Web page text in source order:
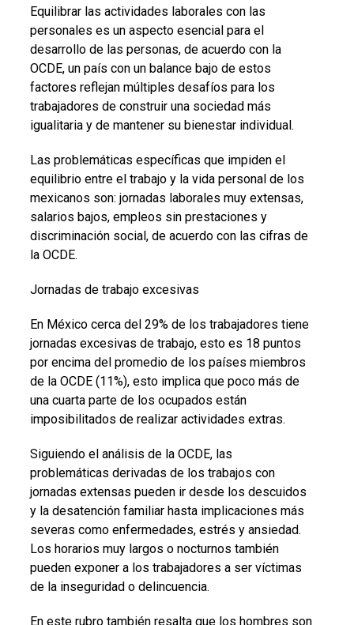
Equilibrar las actividades laborales con las
personales es un aspecto esencial para el
desarrollo de las personas, de acuerdo con la
OCDE, un país con un balance bajo de estos
factores reflejan múltiples desafíos para los
trabajadores de construir una sociedad más
igualitaria y de mantener su bienestar individual.
Las problemáticas específicas que impiden el
equilibrio entre el trabajo y la vida personal de los
mexicanos son: jornadas laborales muy extensas,
salarios bajos, empleos sin prestaciones y
discriminación social, de acuerdo con las cifras de
la OCDE.
Jornadas de trabajo excesivas
En México cerca del 29% de los trabajadores tiene
jornadas excesivas de trabajo, esto es 18 puntos
por encima del promedio de los países miembros
de la OCDE (11%), esto implica que poco más de
una cuarta parte de los ocupados están
imposibilitados de realizar actividades extras.
Siguiendo el análisis de la OCDE, las
problemáticas derivadas de los trabajos con
jornadas extensas pueden ir desde los descuidos
y la desatención familiar hasta implicaciones más
severas como enfermedades, estrés y ansiedad.
Los horarios muy largos o nocturnos también
pueden exponer a los trabajadores a ser víctimas
de la inseguridad o delincuencia.
En este rubro también resalta que los hombres son